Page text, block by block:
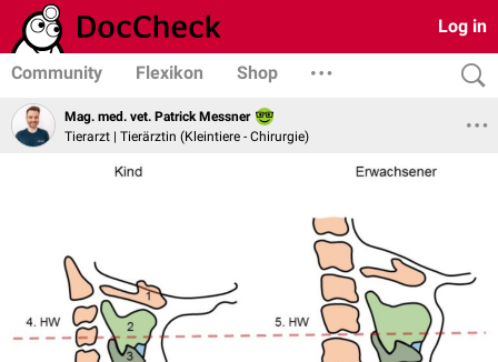
Log in
Community Flexikon Shop
Mag. med. vet. Patrick Messner
Tierarzt | Tierärztin (Kleintiere - Chirurgie)